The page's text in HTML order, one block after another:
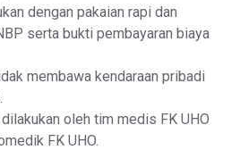
dengan pakaian rapi dan
serta bukti pembayaran biaya
membawa kendaraan pribadi
oleh tim medis FK UHO
FK UHO.